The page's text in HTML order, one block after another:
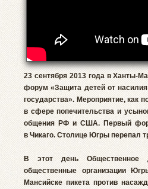
23 сентября 2013 года в Ханты-
форум «Защита детей от
государства». Мероприятие, как
в сфере попечительства и
общения РФ и США. Первый
в Чикаго. Столице Югры перепал
В этот день Общественное
общественные организации
Мансийске пикета против